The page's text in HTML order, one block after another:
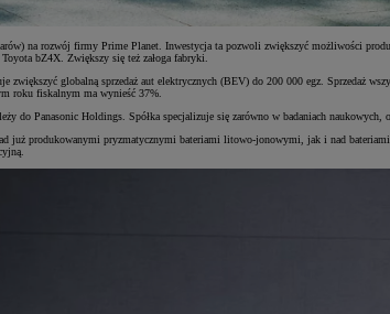
na rozwój firmy Prime Planet. Inwestycja ta pozwoli zwiększyć możliwości
bZ4X. Zwiększy się też załoga fabryki.
zwiększyć globalną sprzedaż aut elektrycznych (BEV) do 200 000 egz.
roku fiskalnym ma wynieść 37%.
do Panasonic Holdings. Spółka specjalizuje się zarówno w badaniach
już produkowanymi pryzmatycznymi bateriami litowo-jonowymi, jak i nad